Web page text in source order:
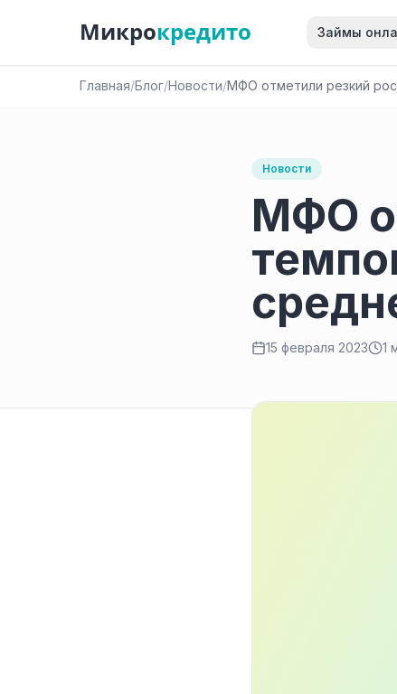
Микрокредито Займы
Главная/Блог/Новости/МФО отметили резкий
Новости
МФО
15 февраля 2023 1